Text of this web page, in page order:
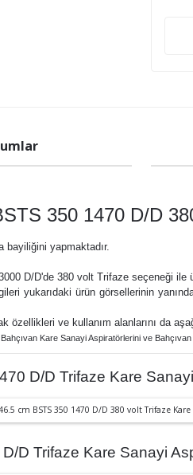
350 1470 D/D
bayiliğini yapmaktadır.
D/D'de 380 volt Trifaze seçeneği ile
yukarıdaki ürün görsellerinin
özellikleri ve kullanım alanlarını da
Bahçıvan Kare Sanayi Aspiratörlerini ve
D/D Trifaze Kare
D Trifaze Kare Sanayi